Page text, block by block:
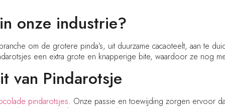
onze industrie?
om de grotere pinda’s, uit duurzame cacaoteelt, aan te
een extra grote en knapperige bite, waardoor ze nog
van Pindarotsje
pindarotsjes. Onze passie en toewijding zorgen ervoor